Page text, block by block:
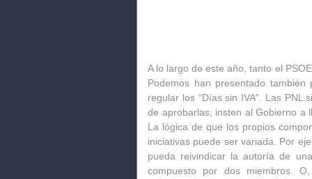
A lo largo de este año, tanto el
Podemos han presentado también
regular los “Días sin IVA”. Las
de aprobarlas, insten al Gobierno a
La lógica de que los propios
iniciativas puede ser variada. Por
pueda reivindicar la autoría de
compuesto por dos miembros.